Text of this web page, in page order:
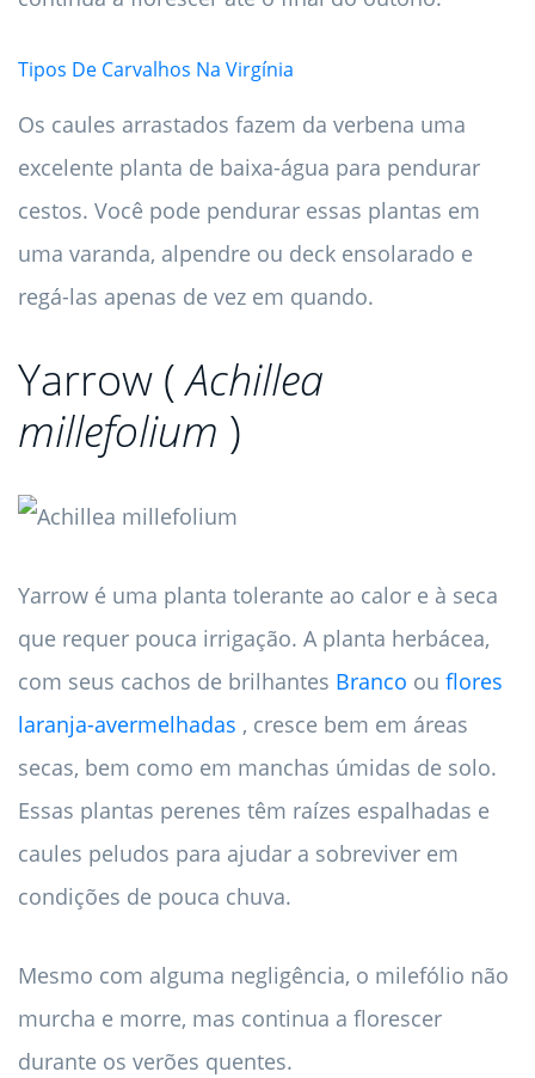
Tipos De Carvalhos Na Virgínia
Os caules arrastados fazem da verbena uma
excelente planta de baixa-água para pendurar
cestos. Você pode pendurar essas plantas em
uma varanda, alpendre ou deck ensolarado e
regá-las apenas de vez em quando.
Yarrow (Achillea
millefolium )
Yarrow é uma planta tolerante ao calor e à seca
que requer pouca irrigação. A planta herbácea,
com seus cachos de brilhantes Branco ou flores
laranja-avermelhadas , cresce bem em áreas
secas, bem como em manchas úmidas de solo.
Essas plantas perenes têm raízes espalhadas e
caules peludos para ajudar a sobreviver em
condições de pouca chuva.
Mesmo com alguma negligência, o milefólio não
murcha e morre, mas continua a florescer
durante os verões quentes.